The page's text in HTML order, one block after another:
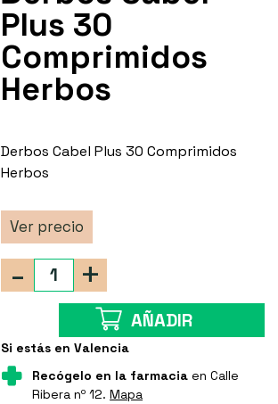
Plus 30
Comprimidos
Herbos
Derbos Cabel Plus 30 Comprimidos
Herbos
Ver precio
+
-
AÑADIR
Si estás en Valencia
Recógelo en la farmacia en Calle
Ribera nº 12.Mapa